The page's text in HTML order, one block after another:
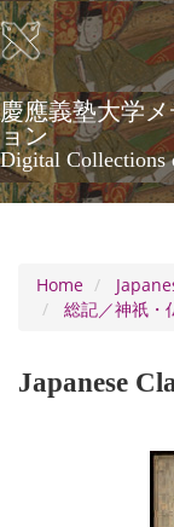
Skip
to
main
content
慶應義塾大学
ョン
Digital Collections
Home
総記／神祇・
Japanese